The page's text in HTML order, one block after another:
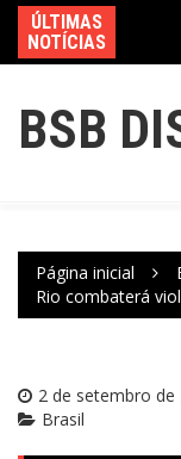
ÚLTIMAS
NOTÍCIAS
BSB
Página inicial
Rio combaterá
2 de setembro de
Brasil